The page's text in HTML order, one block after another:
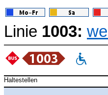
Linie 1003:
Haltestellen